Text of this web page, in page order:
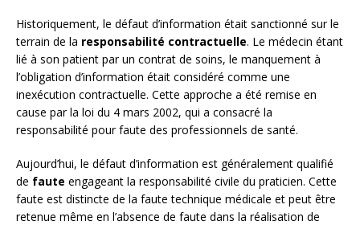
Historiquement, le défaut d’information était sanctionné sur le
terrain de la responsabilité contractuelle. Le médecin étant
lié à son patient par un contrat de soins, le manquement à
l’obligation d’information était considéré comme une
inexécution contractuelle. Cette approche a été remise en
cause par la loi du 4 mars 2002, qui a consacré la
responsabilité pour faute des professionnels de santé.
Aujourd’hui, le défaut d’information est généralement qualifié
de faute engageant la responsabilité civile du praticien. Cette
faute est distincte de la faute technique médicale et peut être
retenue même en l’absence de faute dans la réalisation de